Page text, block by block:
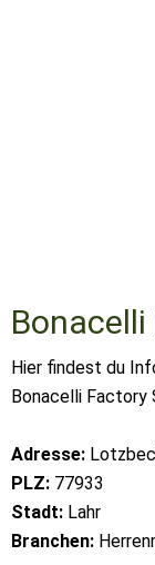
Bonacelli
Hier findest du
Bonacelli Factory
Adresse:
PLZ: 77933
Stadt: Lahr
Branchen: